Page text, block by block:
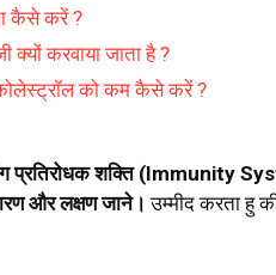
कैसे करें ?
क्यों करवाया जाता है ?
को कम कैसे करें ?
प्रतिरोधक शक्ति (Immunity
और लक्षण जाने।उम्मीद करता हु